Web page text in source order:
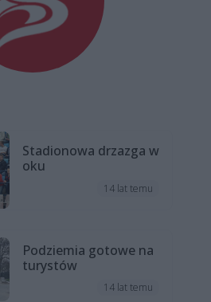
Stadionowa drzazga w
oku
14 lat temu
Podziemia gotowe na
turystów
14 lat temu